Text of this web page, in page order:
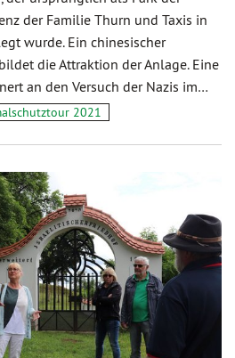
der Familie Thurn und Taxis in
wurde. Ein chinesischer
die Attraktion der Anlage. Eine
an den Versuch der Nazis im…
2021